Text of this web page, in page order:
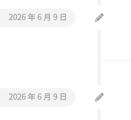
2026 年 6 月 9 日
2026 年 6 月 9 日